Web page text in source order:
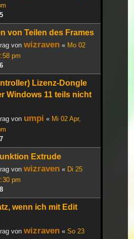
5
von Teilen des Frames
von wizraven « Mo 02
pm
6
Lizenz-Dongle
Windows 11 teils nicht
von umpi « Mi 02 Apr,
7
Extrude
von wizraven « Di 25
pm
8
wenn ich mit Edit
von wizraven « So 23